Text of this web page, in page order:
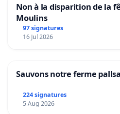
Non à la disparition de la
Moulins
97 signatures
16 Jul 2026
Sauvons notre ferme
224 signatures
5 Aug 2026